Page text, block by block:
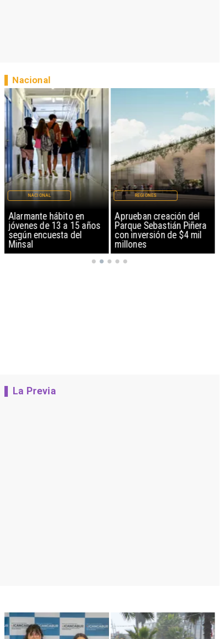
Alarmante hábito en
jóvenes de 13 a 15 años
según encuesta del
Minsal
NACIONAL
Aprueban creación del
Parque Sebastián Piñera
con inversión de $4 mil
millones
REGIONES
Nacional
La Previa